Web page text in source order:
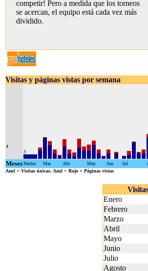
competir! Pero a medida que los torneos
se acercan, el equipo está cada vez más
dividido.
Visitas y páginas vistas por semana
4
3
MesesMedia Mar Abr May Jun Jul
Azul = Visitas únicas. Azul + Rojo = Páginas vistas
Enero
Febrero
Marzo
Abril
Mayo
Junio
Julio
Agosto